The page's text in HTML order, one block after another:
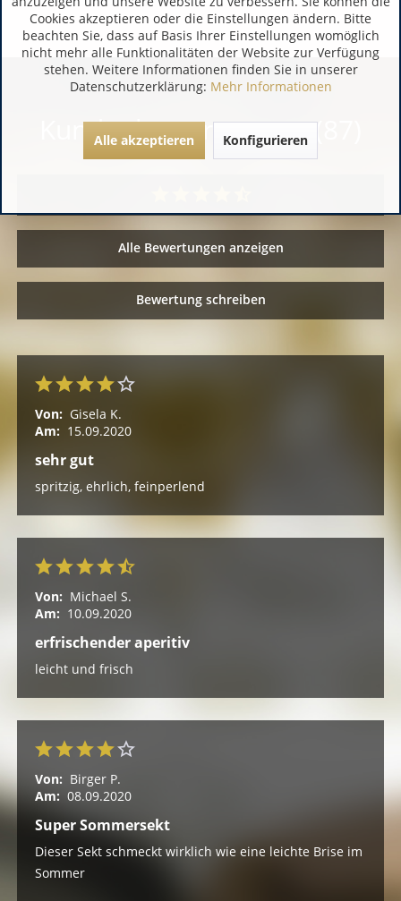
Kundenbewertungen (87)
Alle Bewertungen anzeigen
Bewertung schreiben
Von: Gisela K.
Am: 15.09.2020
sehr gut
spritzig, ehrlich, feinperlend
Von: Michael S.
Am: 10.09.2020
erfrischender aperitiv
leicht und frisch
Von: Birger P.
Am: 08.09.2020
Super Sommersekt
Dieser Sekt schmeckt wirklich wie eine leichte Brise im
Sommer
Cookies akzeptieren oder die Einstellungen ändern. Bitte
beachten Sie, dass auf Basis Ihrer Einstellungen womöglich
nicht mehr alle Funktionalitäten der Website zur Verfügung
stehen. Weitere Informationen finden Sie in unserer
Datenschutzerklärung: Mehr Informationen
Alle akzeptieren Konfigurieren